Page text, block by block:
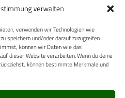
verwalten
verwenden wir Technologien wie
speichern und/oder darauf zuzugreifen.
können wir Daten wie das
dieser Website verarbeiten. Wenn du deine
können bestimmte Merkmale und